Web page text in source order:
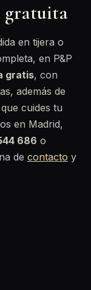
gratuita
en tijera o
en P&P
gratis, con
además de
cuides tu
en Madrid,
686 o
de contacto y